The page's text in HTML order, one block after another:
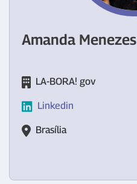
Amanda Menezes
LA-BORA! gov
Linkedin
Brasília